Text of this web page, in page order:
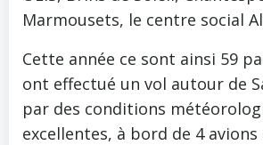
Marmousets, le centre social
Cette année ce sont ainsi 59
ont effectué un vol autour de
par des conditions
excellentes, à bord de 4